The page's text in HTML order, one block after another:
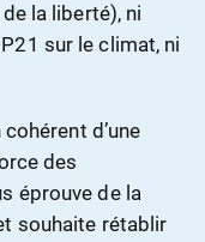
la liberté), ni
sur le climat, ni
d’une
des
éprouve de la
souhaite rétablir